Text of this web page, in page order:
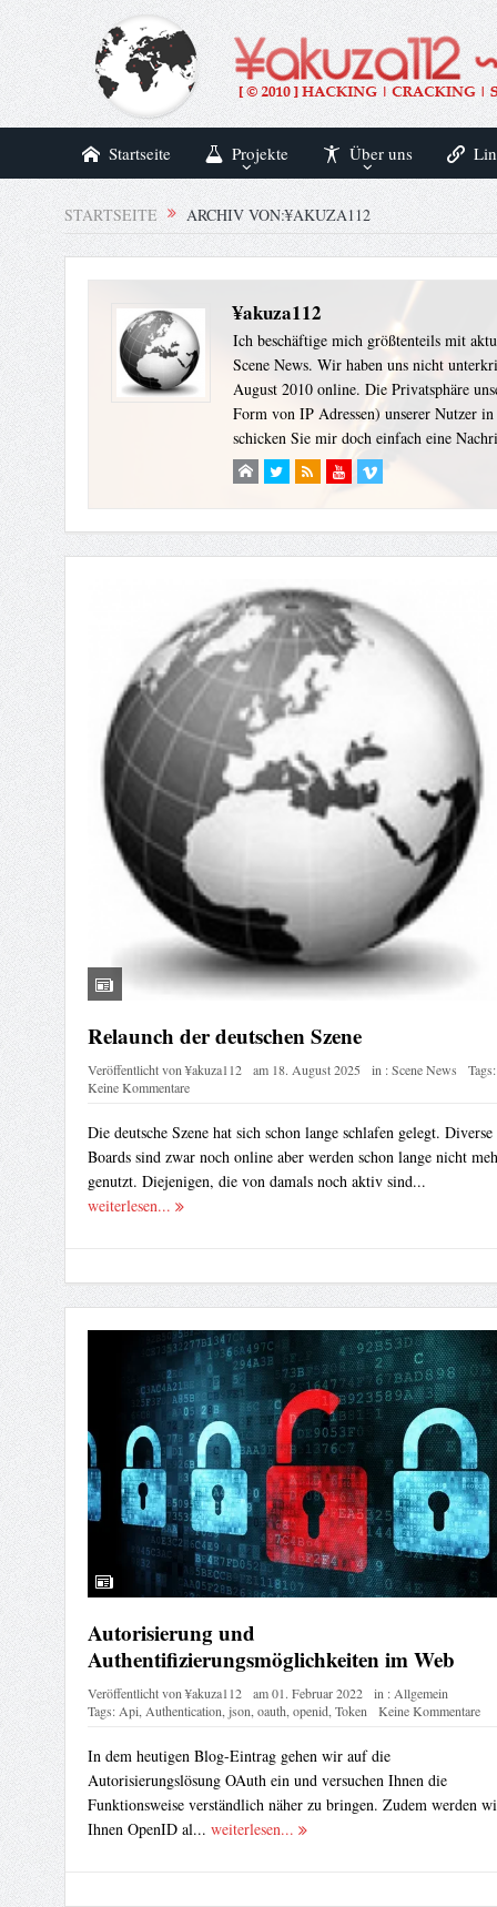
Startseite Projekte Über uns
STARTSEITE ARCHIV VON:¥AKUZA112
¥akuza112
Ich beschäftige mich größtenteils mit
Scene News. Wir haben uns nicht
August 2010 online. Die Privatsphäre
Form von IP Adressen) unserer Nutzer
schicken Sie mir doch einfach eine
Relaunch der deutschen Szene
Veröffentlicht von¥akuza112 am 18. August 2025 in :Scene News
Tags:
Keine Kommentare
Die deutsche Szene hat sich schon lange schlafen gelegt. Diverse
Boards sind zwar noch online aber werden schon lange nicht
genutzt. Diejenigen, die von damals noch aktiv sind...
weiterlesen...
Autorisierung und
Authentifizierungsmöglichkeiten im Web
Veröffentlicht von¥akuza112 am01. Februar 2022 in : Allgemein
Tags: Api Authentication json oauth openid, Token Keine Kommentare
In dem heutigen Blog-Eintrag gehen wir auf die
Autorisierungslösung OAuth ein und versuchen Ihnen die
Funktionsweise verständlich näher zu bringen. Zudem werden
Ihnen OpenID al... weiterlesen...